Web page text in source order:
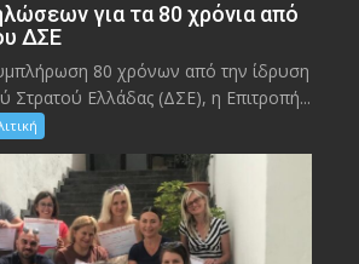
για τα 80 χρόνια από
ΔΣΕ
80 χρόνων από την ίδρυση
Στρατού Ελλάδας (ΔΣΕ), η Επιτροπή...